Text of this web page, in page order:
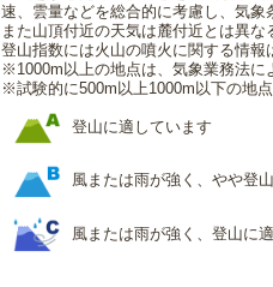
速、雲量などを総合的に考慮し、気象
また山頂付近の天気は麓付近とは異な
登山指数には火山の噴火に関する情報
※1000m以上の地点は、気象業務法に
※試験的に500m以上1000m以下の地
登山に適しています
風または雨が強く、やや登
風または雨が強く、登山に